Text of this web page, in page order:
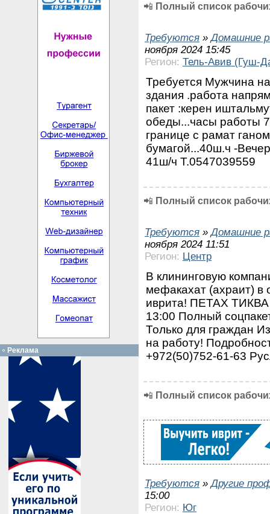
📲 Полный список
Требуются »Домашние
ноября 2024 15:45
Регион: Тель-Авив (Гуш-
Требуется Мужчина
здания .работа
пакет :керен
обеды...часы работы
границе с рамат
бумагой...40ш.ч -
41ш/ч Т.0547039559
📲 Полный список
Требуются »Домашние
ноября 2024 11:51
Регион: Центр
В клининговую
мефакахат (ахраит)
иврита! ПЕТАХ ТИКВА
13:00 Полный
Только для граждан
на работу!
+972(50)752-61-63
📲 Полный список
Требуются »Другие
15:00
Регион: Юг
Реклама